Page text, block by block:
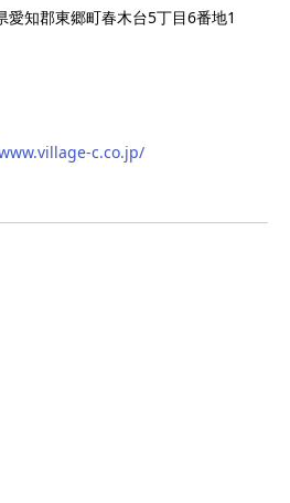
知郡東郷町春木台5丁目6番地1
c.co.jp/